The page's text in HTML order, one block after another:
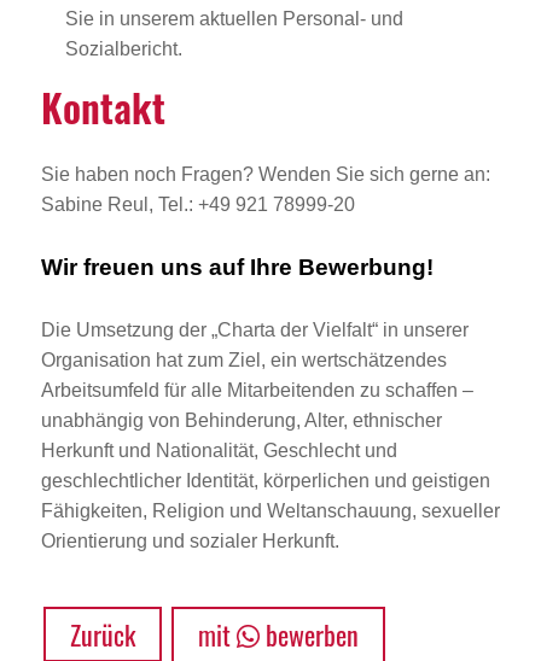
Sie in unserem aktuellen Personal- und
Sozialbericht.
Kontakt
Sie haben noch Fragen? Wenden Sie sich gerne an:
Sabine Reul, Tel.: +49 921 78999-20
Wir freuen uns auf Ihre Bewerbung!
Die Umsetzung der „Charta der Vielfalt“ in unserer
Organisation hat zum Ziel, ein wertschätzendes
Arbeitsumfeld für alle Mitarbeitenden zu schaffen –
unabhängig von Behinderung, Alter, ethnischer
Herkunft und Nationalität, Geschlecht und
geschlechtlicher Identität, körperlichen und geistigen
Fähigkeiten, Religion und Weltanschauung, sexueller
Orientierung und sozialer Herkunft.
Zurück mit
bewerben